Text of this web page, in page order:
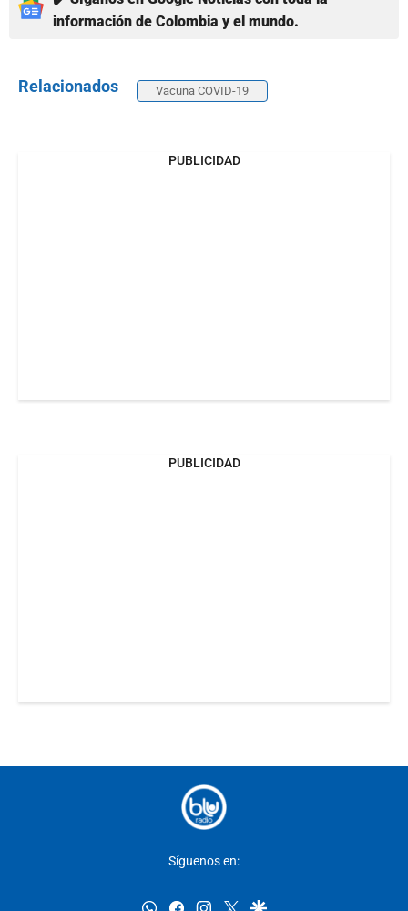
información de Colombia y el mundo.
Relacionados Vacuna COVID-19
PUBLICIDAD
PUBLICIDAD
Síguenos en:
whatsappfacebookinstagram
twittergoogle